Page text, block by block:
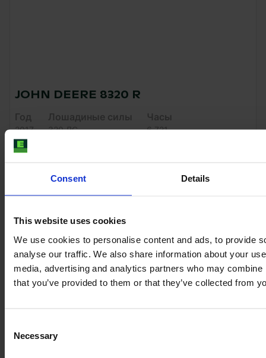
Consent Details
This website uses cookies
We use cookies to personalise content and ads, to provide
analyse our traffic. We also share information about your
media, advertising and analytics partners who may
that you’ve provided to them or that they’ve collected from
Selection
Necessary
JOHN DEERE 8320 R
Год
2017
Лошадиные силы
320 ЛС
Часы
6 721